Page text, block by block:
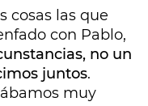
cosas las que
con Pablo,
no un
juntos.
muy